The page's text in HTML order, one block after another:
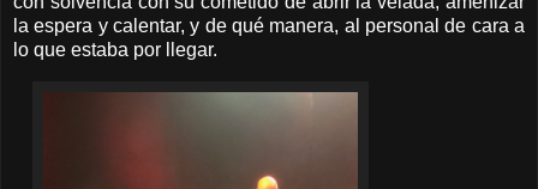
la espera y calentar, y de qué manera, al personal de cara a
lo que estaba por llegar.